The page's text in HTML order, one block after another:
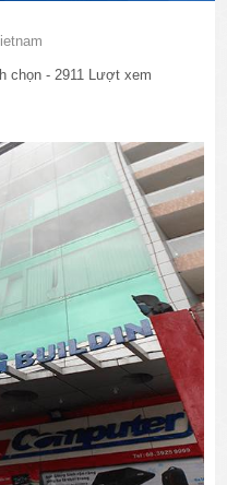
chọn - 2911 Lượt xem